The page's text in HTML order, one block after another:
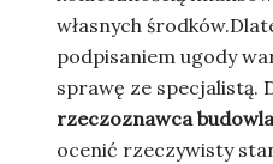
własnych
podpisaniem ugody
sprawę ze specjalistą.
rzeczoznawca
ocenić rzeczywisty